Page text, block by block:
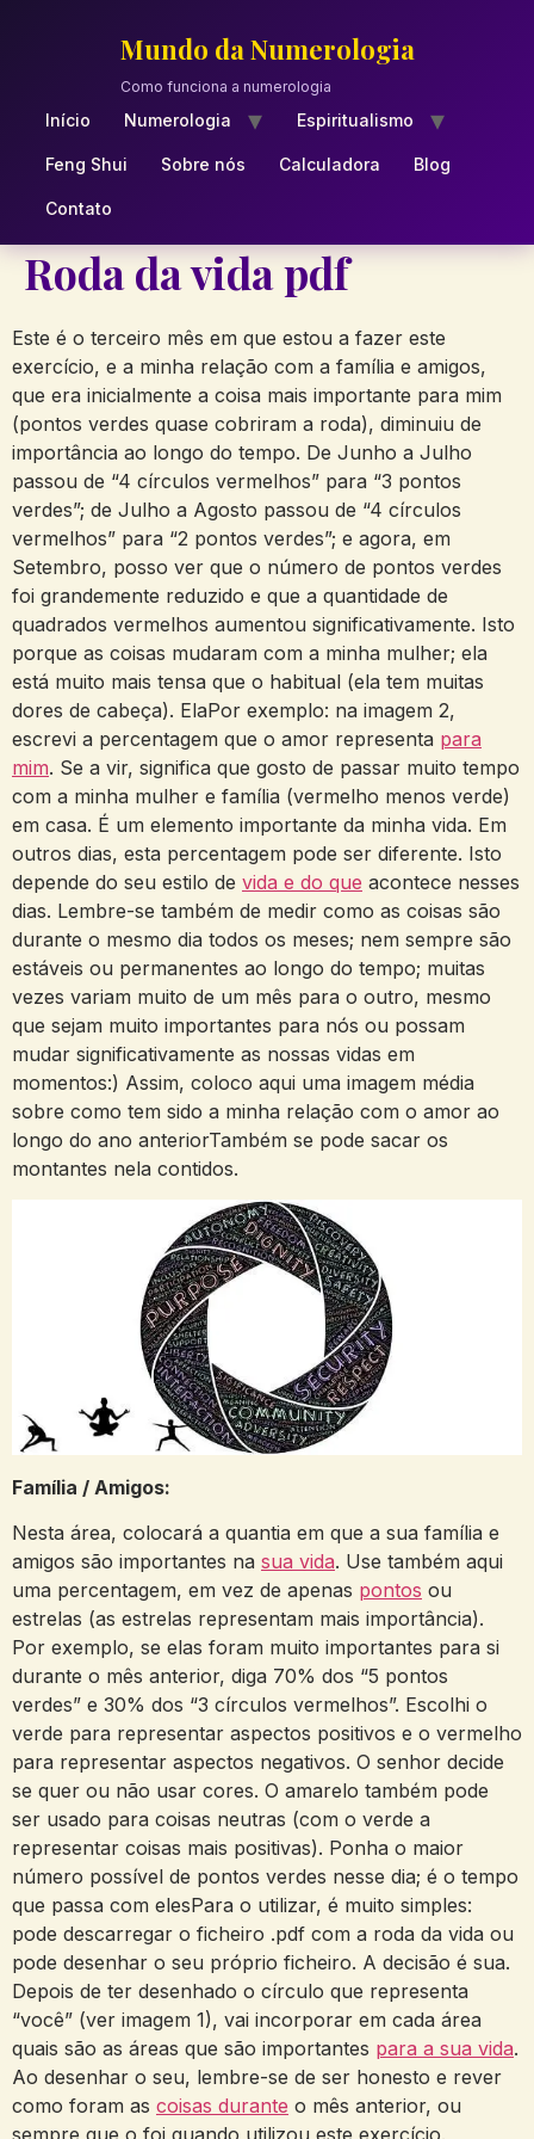
Mundo da Numerologia
Como funciona a numerologia
Início Numerologia Espiritualismo
Feng Shui Sobre nós Calculadora Blog
Contato
Roda da vida pdf
Este é o terceiro mês em que estou a fazer este
exercício, e a minha relação com a família e amigos,
que era inicialmente a coisa mais importante para mim
(pontos verdes quase cobriram a roda), diminuiu de
importância ao longo do tempo. De Junho a Julho
passou de “4 círculos vermelhos” para “3 pontos
verdes”; de Julho a Agosto passou de “4 círculos
vermelhos” para “2 pontos verdes”; e agora, em
Setembro, posso ver que o número de pontos verdes
foi grandemente reduzido e que a quantidade de
quadrados vermelhos aumentou significativamente. Isto
porque as coisas mudaram com a minha mulher; ela
está muito mais tensa que o habitual (ela tem muitas
dores de cabeça). ElaPor exemplo: na imagem 2,
escrevi a percentagem que o amor representa para
mim. Se a vir, significa que gosto de passar muito tempo
com a minha mulher e família (vermelho menos verde)
em casa. É um elemento importante da minha vida. Em
outros dias, esta percentagem pode ser diferente. Isto
depende do seu estilo de vida e do que acontece nesses
dias. Lembre-se também de medir como as coisas são
durante o mesmo dia todos os meses; nem sempre são
estáveis ou permanentes ao longo do tempo; muitas
vezes variam muito de um mês para o outro, mesmo
que sejam muito importantes para nós ou possam
mudar significativamente as nossas vidas em
momentos:) Assim, coloco aqui uma imagem média
sobre como tem sido a minha relação com o amor ao
longo do ano anteriorTambém se pode sacar os
montantes nela contidos.
Família / Amigos:
Nesta área, colocará a quantia em que a sua família e
amigos são importantes na sua vida. Use também aqui
uma percentagem, em vez de apenas pontos ou
estrelas (as estrelas representam mais importância).
Por exemplo, se elas foram muito importantes para si
durante o mês anterior, diga 70% dos “5 pontos
verdes” e 30% dos “3 círculos vermelhos”. Escolhi o
verde para representar aspectos positivos e o vermelho
para representar aspectos negativos. O senhor decide
se quer ou não usar cores. O amarelo também pode
ser usado para coisas neutras (com o verde a
representar coisas mais positivas). Ponha o maior
número possível de pontos verdes nesse dia; é o tempo
que passa com elesPara o utilizar, é muito simples:
pode descarregar o ficheiro .pdf com a roda da vida ou
pode desenhar o seu próprio ficheiro. A decisão é sua.
Depois de ter desenhado o círculo que representa
“você” (ver imagem 1), vai incorporar em cada área
quais são as áreas que são importantes para a sua vida.
Ao desenhar o seu, lembre-se de ser honesto e rever
como foram as coisas durante o mês anterior, ou